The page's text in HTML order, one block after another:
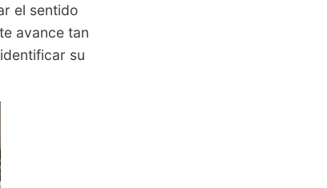
el sentido
avance tan
su